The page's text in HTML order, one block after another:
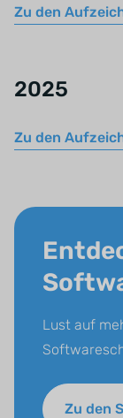
Zu den
2025
Zu den
Lust auf
Zu den